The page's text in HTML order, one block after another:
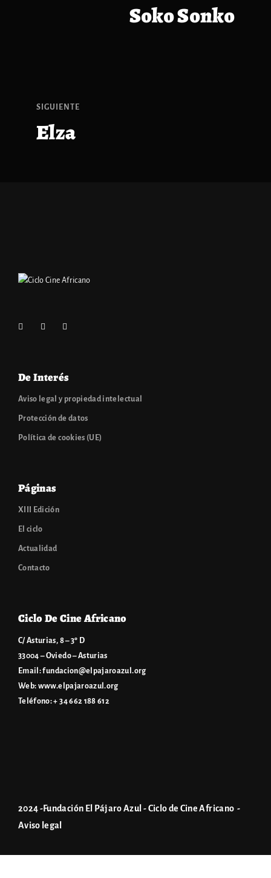
Soko Sonko
SIGUIENTE
Elza
De Interés
Aviso legal y propiedad intelectual
Protección de datos
Política de cookies (UE)
Páginas
XIII Edición
El ciclo
Actualidad
Contacto
Ciclo De Cine Africano
C/ Asturias, 8 – 3º D
33004 – Oviedo – Asturias
Email:fundacion@elpajaroazul.org
Web: www.elpajaroazul.org
Teléfono: + 34 662 188 612
2024 -Fundación El Pájaro Azul - Ciclo de Cine Africano -
Aviso legal